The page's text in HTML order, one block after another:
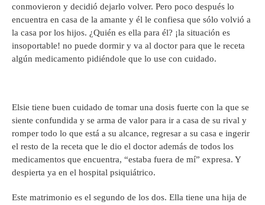
conmovieron y decidió dejarlo volver. Pero poco después lo
encuentra en casa de la amante y él le confiesa que sólo volvió a
la casa por los hijos. ¿Quién es ella para él? ¡la situación es
insoportable! no puede dormir y va al doctor para que le receta
algún medicamento pidiéndole que lo use con cuidado.
Elsie tiene buen cuidado de tomar una dosis fuerte con la que se
siente confundida y se arma de valor para ir a casa de su rival y
romper todo lo que está a su alcance, regresar a su casa e ingerir
el resto de la receta que le dio el doctor además de todos los
medicamentos que encuentra, “estaba fuera de mí” expresa. Y
despierta ya en el hospital psiquiátrico.
Este matrimonio es el segundo de los dos. Ella tiene una hija de